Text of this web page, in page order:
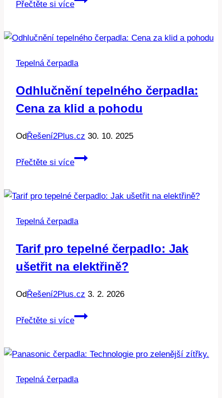
Přečtěte si více
čerpadlo:
vybrat
proč?
Tepelná čerpadla
Odhlučnění tepelného čerpadla:
Cena za klid a pohodu
OdŘešení2Plus.cz 30. 10. 2025
Přečtěte si více
Odhlučnění
Cena
klid
pohodu
Tepelná čerpadla
Tarif pro tepelné čerpadlo: Jak
ušetřit na elektřině?
OdŘešení2Plus.cz 3. 2. 2026
Přečtěte si více
Tarif
čerpadlo:
ušetřit
Tepelná čerpadla